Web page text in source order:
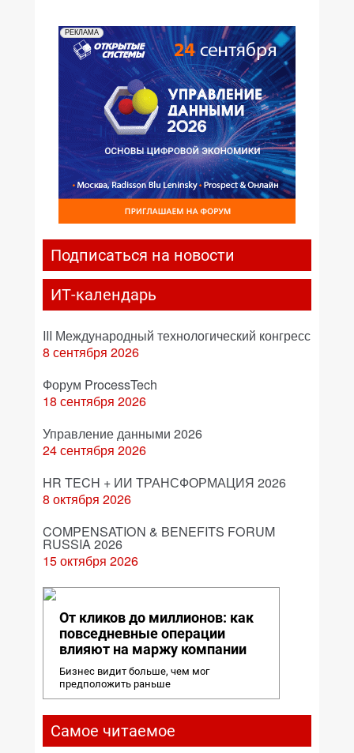
РЕКЛАМА
Подписаться на новости
ИТ-календарь
III Международный технологический конгресс
8 сентября 2026
Форум ProcessTech
18 сентября 2026
Управление данными 2026
24 сентября 2026
HR TECH + ИИ ТРАНСФОРМАЦИЯ 2026
8 октября 2026
COMPENSATION & BENEFITS FORUM
RUSSIA 2026
15 октября 2026
От кликов до миллионов: как
повседневные операции
влияют на маржу компании
Бизнес видит больше, чем мог
предположить раньше
Самое читаемое